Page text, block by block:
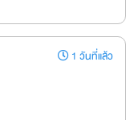
1 วันที่แล้ว